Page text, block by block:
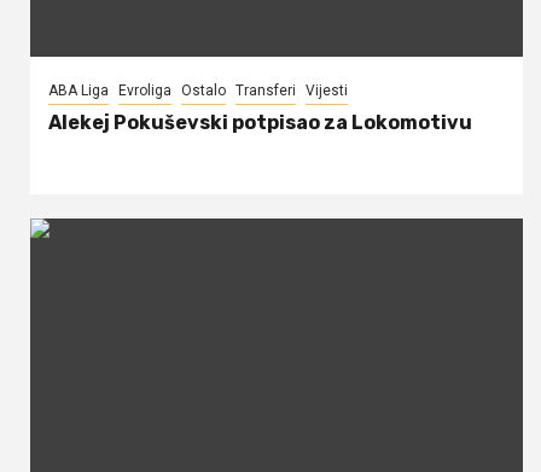
ABA Liga Evroliga Ostalo Transferi Vijesti
Alekej Pokuševski potpisao za Lokomotivu